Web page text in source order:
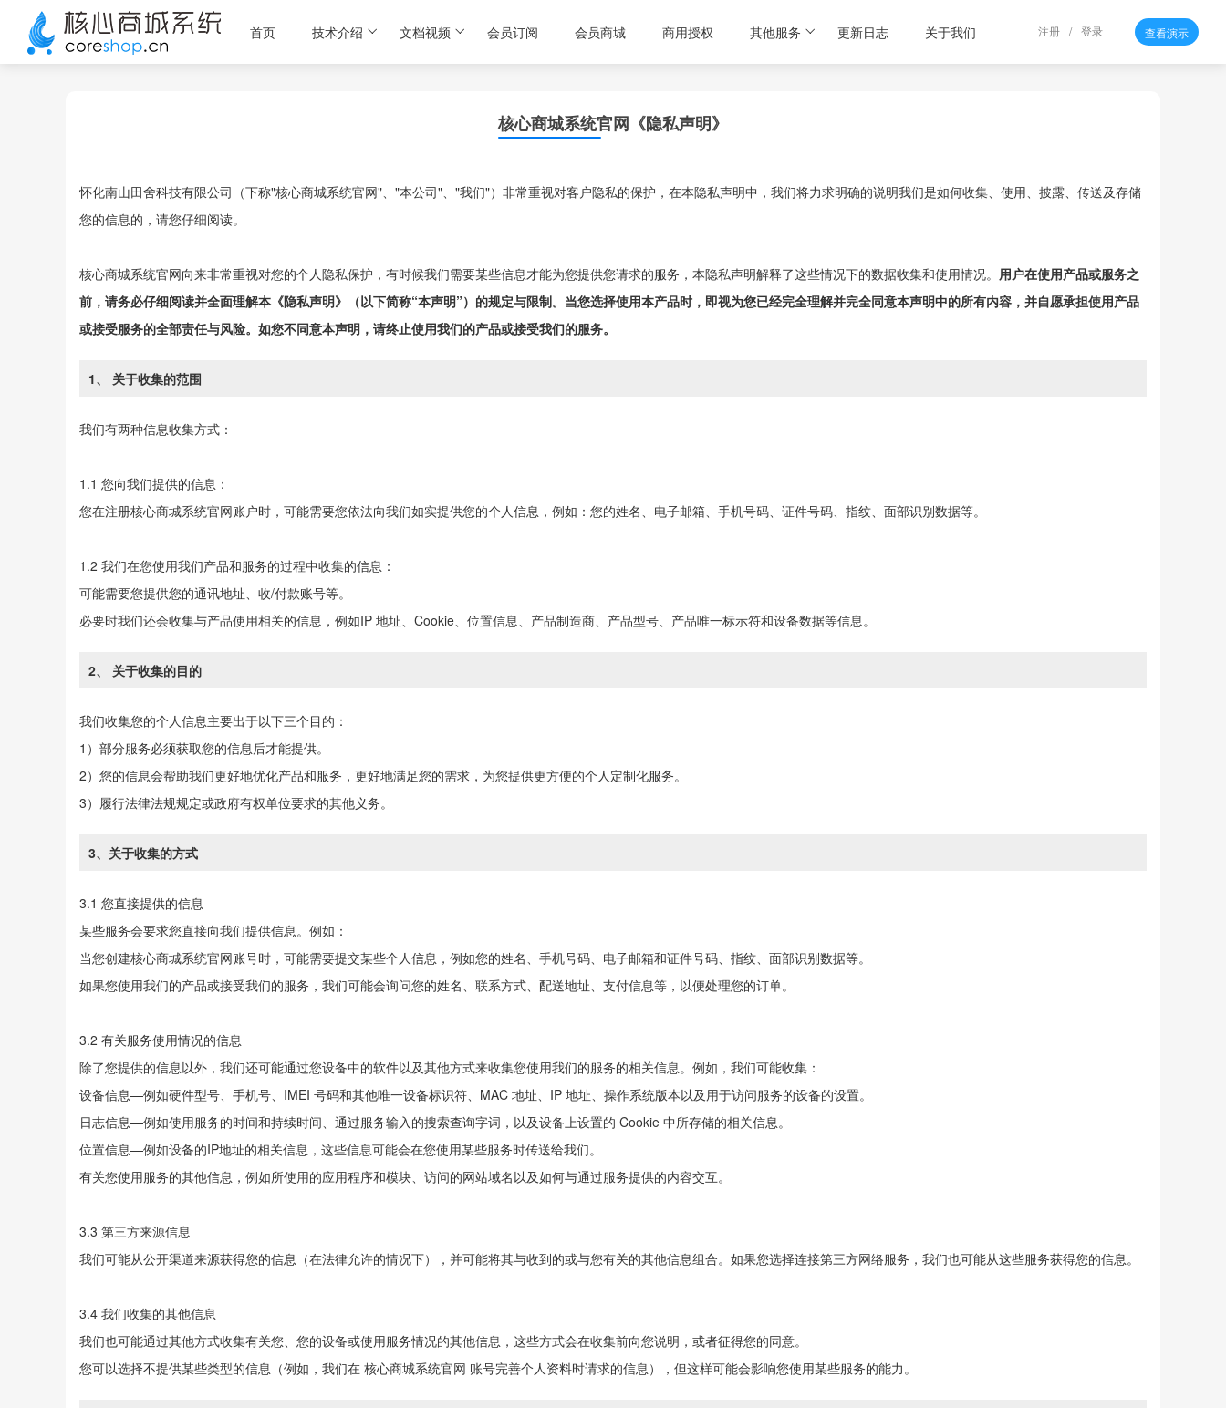
查看演示
登录
/
注册
首页 技术介绍 文档视频 会员订阅 会员商城 商用授权 其他服务 更新日志 关于我们
核心商城系统官网《隐私声明》
怀化南山田舍科技有限公司（下称"核心商城系统官网"、"本公司"、"我们"）非常重视对客户隐私的保护，在本隐私声明中，我们将力求明确的说明我们是如何收集、使用、披露、传送及存储
您的信息的，请您仔细阅读。
核心商城系统官网向来非常重视对您的个人隐私保护，有时候我们需要某些信息才能为您提供您请求的服务，本隐私声明解释了这些情况下的数据收集和使用情况。 用户在使用产品或服务之
前，请务必仔细阅读并全面理解本《隐私声明》（以下简称“本声明”）的规定与限制。当您选择使用本产品时，即视为您已经完全理解并完全同意本声明中的所有内容，并自愿承担使用产品
或接受服务的全部责任与风险。如您不同意本声明，请终止使用我们的产品或接受我们的服务。
1、 关于收集的范围
我们有两种信息收集方式：
1.1 您向我们提供的信息：
您在注册核心商城系统官网账户时，可能需要您依法向我们如实提供您的个人信息，例如：您的姓名、电子邮箱、手机号码、证件号码、指纹、面部识别数据等。
1.2 我们在您使用我们产品和服务的过程中收集的信息：
可能需要您提供您的通讯地址、收/付款账号等。
必要时我们还会收集与产品使用相关的信息，例如IP 地址、Cookie、位置信息、产品制造商、产品型号、产品唯一标示符和设备数据等信息。
2、 关于收集的目的
我们收集您的个人信息主要出于以下三个目的：
1）部分服务必须获取您的信息后才能提供。
2）您的信息会帮助我们更好地优化产品和服务，更好地满足您的需求，为您提供更方便的个人定制化服务。
3）履行法律法规规定或政府有权单位要求的其他义务。
3、关于收集的方式
3.1 您直接提供的信息
某些服务会要求您直接向我们提供信息。例如：
当您创建核心商城系统官网账号时，可能需要提交某些个人信息，例如您的姓名、手机号码、电子邮箱和证件号码、指纹、面部识别数据等。
如果您使用我们的产品或接受我们的服务，我们可能会询问您的姓名、联系方式、配送地址、支付信息等，以便处理您的订单。
3.2 有关服务使用情况的信息
除了您提供的信息以外，我们还可能通过您设备中的软件以及其他方式来收集您使用我们的服务的相关信息。例如，我们可能收集：
设备信息—例如硬件型号、手机号、IMEI 号码和其他唯一设备标识符、MAC 地址、IP 地址、操作系统版本以及用于访问服务的设备的设置。
日志信息—例如使用服务的时间和持续时间、通过服务输入的搜索查询字词，以及设备上设置的 Cookie 中所存储的相关信息。
位置信息—例如设备的IP地址的相关信息，这些信息可能会在您使用某些服务时传送给我们。
有关您使用服务的其他信息，例如所使用的应用程序和模块、访问的网站域名以及如何与通过服务提供的内容交互。
3.3 第三方来源信息
我们可能从公开渠道来源获得您的信息（在法律允许的情况下），并可能将其与收到的或与您有关的其他信息组合。如果您选择连接第三方网络服务，我们也可能从这些服务获得您的信息。
3.4 我们收集的其他信息
我们也可能通过其他方式收集有关您、您的设备或使用服务情况的其他信息，这些方式会在收集前向您说明，或者征得您的同意。
您可以选择不提供某些类型的信息（例如，我们在 核心商城系统官网 账号完善个人资料时请求的信息），但这样可能会影响您使用某些服务的能力。